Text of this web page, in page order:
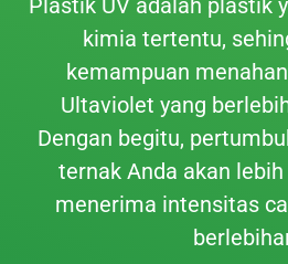
Plastik UV adalah plastik
kimia tertentu,
kemampuan
Ultaviolet yang
Dengan begitu,
ternak Anda akan
menerima intensitas